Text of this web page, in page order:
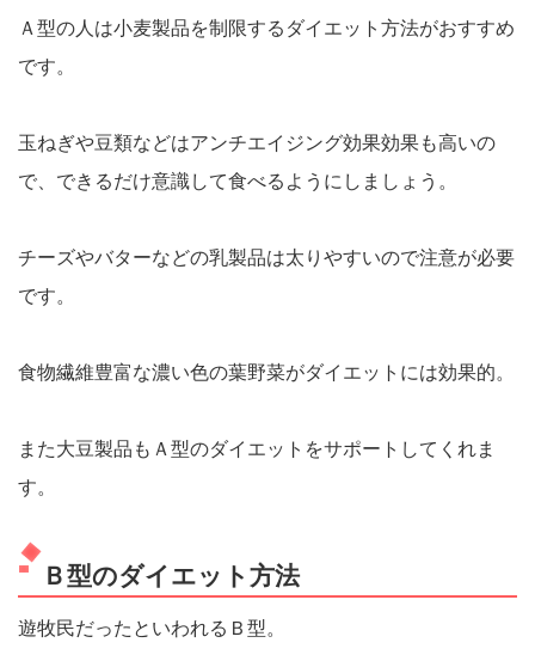
Ａ型の人は小麦製品を制限するダイエット方法がおすすめ
です。
玉ねぎや豆類などはアンチエイジング効果効果も高いの
で、できるだけ意識して食べるようにしましょう。
チーズやバターなどの乳製品は太りやすいので注意が必要
です。
食物繊維豊富な濃い色の葉野菜がダイエットには効果的。
また大豆製品もＡ型のダイエットをサポートしてくれま
す。
Ｂ型のダイエット方法
遊牧民だったといわれるＢ型。